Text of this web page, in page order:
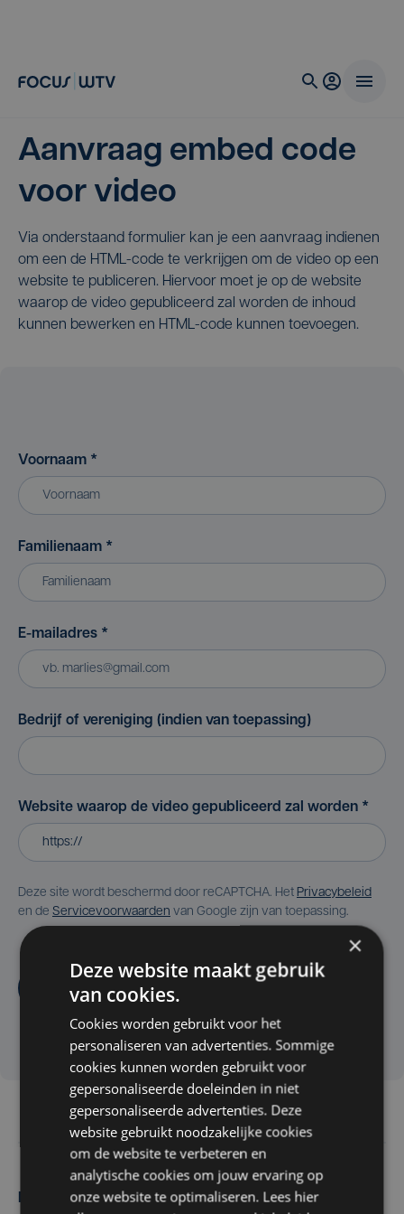
Aanvraag embed code
voor video
Via onderstaand formulier kan je een aanvraag indienen
om een de HTML-code te verkrijgen om de video op een
website te publiceren. Hiervoor moet je op de website
waarop de video gepubliceerd zal worden de inhoud
kunnen bewerken en HTML-code kunnen toevoegen.
Voornaam *
Familienaam *
E-mailadres *
Bedrijf of vereniging (indien van toepassing)
Website waarop de video gepubliceerd zal worden *
Deze site wordt beschermd door reCAPTCHA. Het Privacybeleid
en de Servicevoorwaarden van Google zijn van toepassing.
Aanvragen
Maak zelf het nieuws
×
Deze website maakt gebruik
van cookies.
Cookies worden gebruikt voor het
personaliseren van advertenties. Sommige
cookies kunnen worden gebruikt voor
gepersonaliseerde doeleinden in niet
gepersonaliseerde advertenties. Deze
website gebruikt noodzakelijke cookies
om de website te verbeteren en
analytische cookies om jouw ervaring op
onze website te optimaliseren. Lees hier